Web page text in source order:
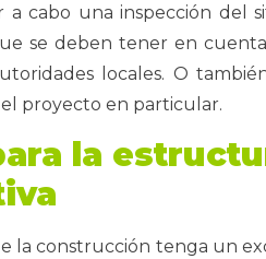
cabo una inspección del
se deben tener en
locales. O
proyecto en particular.
la
la construcción tenga un